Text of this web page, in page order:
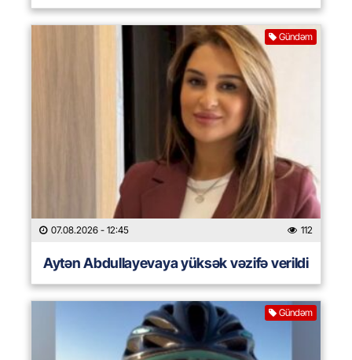
Gündəm
07.08.2026 - 12:45 112
Aytən Abdullayevaya yüksək vəzifə verildi
Gündəm